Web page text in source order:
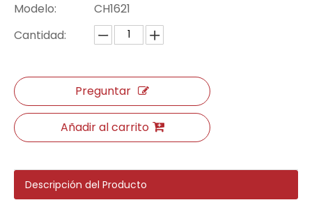
L2663 pisos LVT
Modelo:
CH1621
Cantidad:
Preguntar
Añadir al carrito
Descripción del Producto